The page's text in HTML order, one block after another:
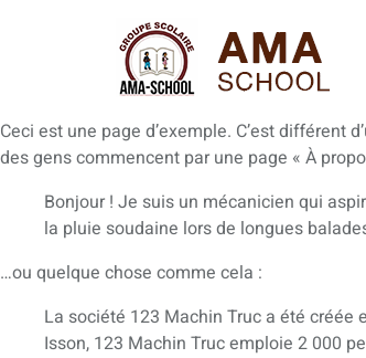
Ceci est une page d’exemple. C’est
des gens commencent par une page « À
Bonjour ! Je suis un mécanicien qui
la pluie soudaine lors de longues
…ou quelque chose comme cela :
La société 123 Machin Truc a été créée
Isson, 123 Machin Truc emploie 2 000